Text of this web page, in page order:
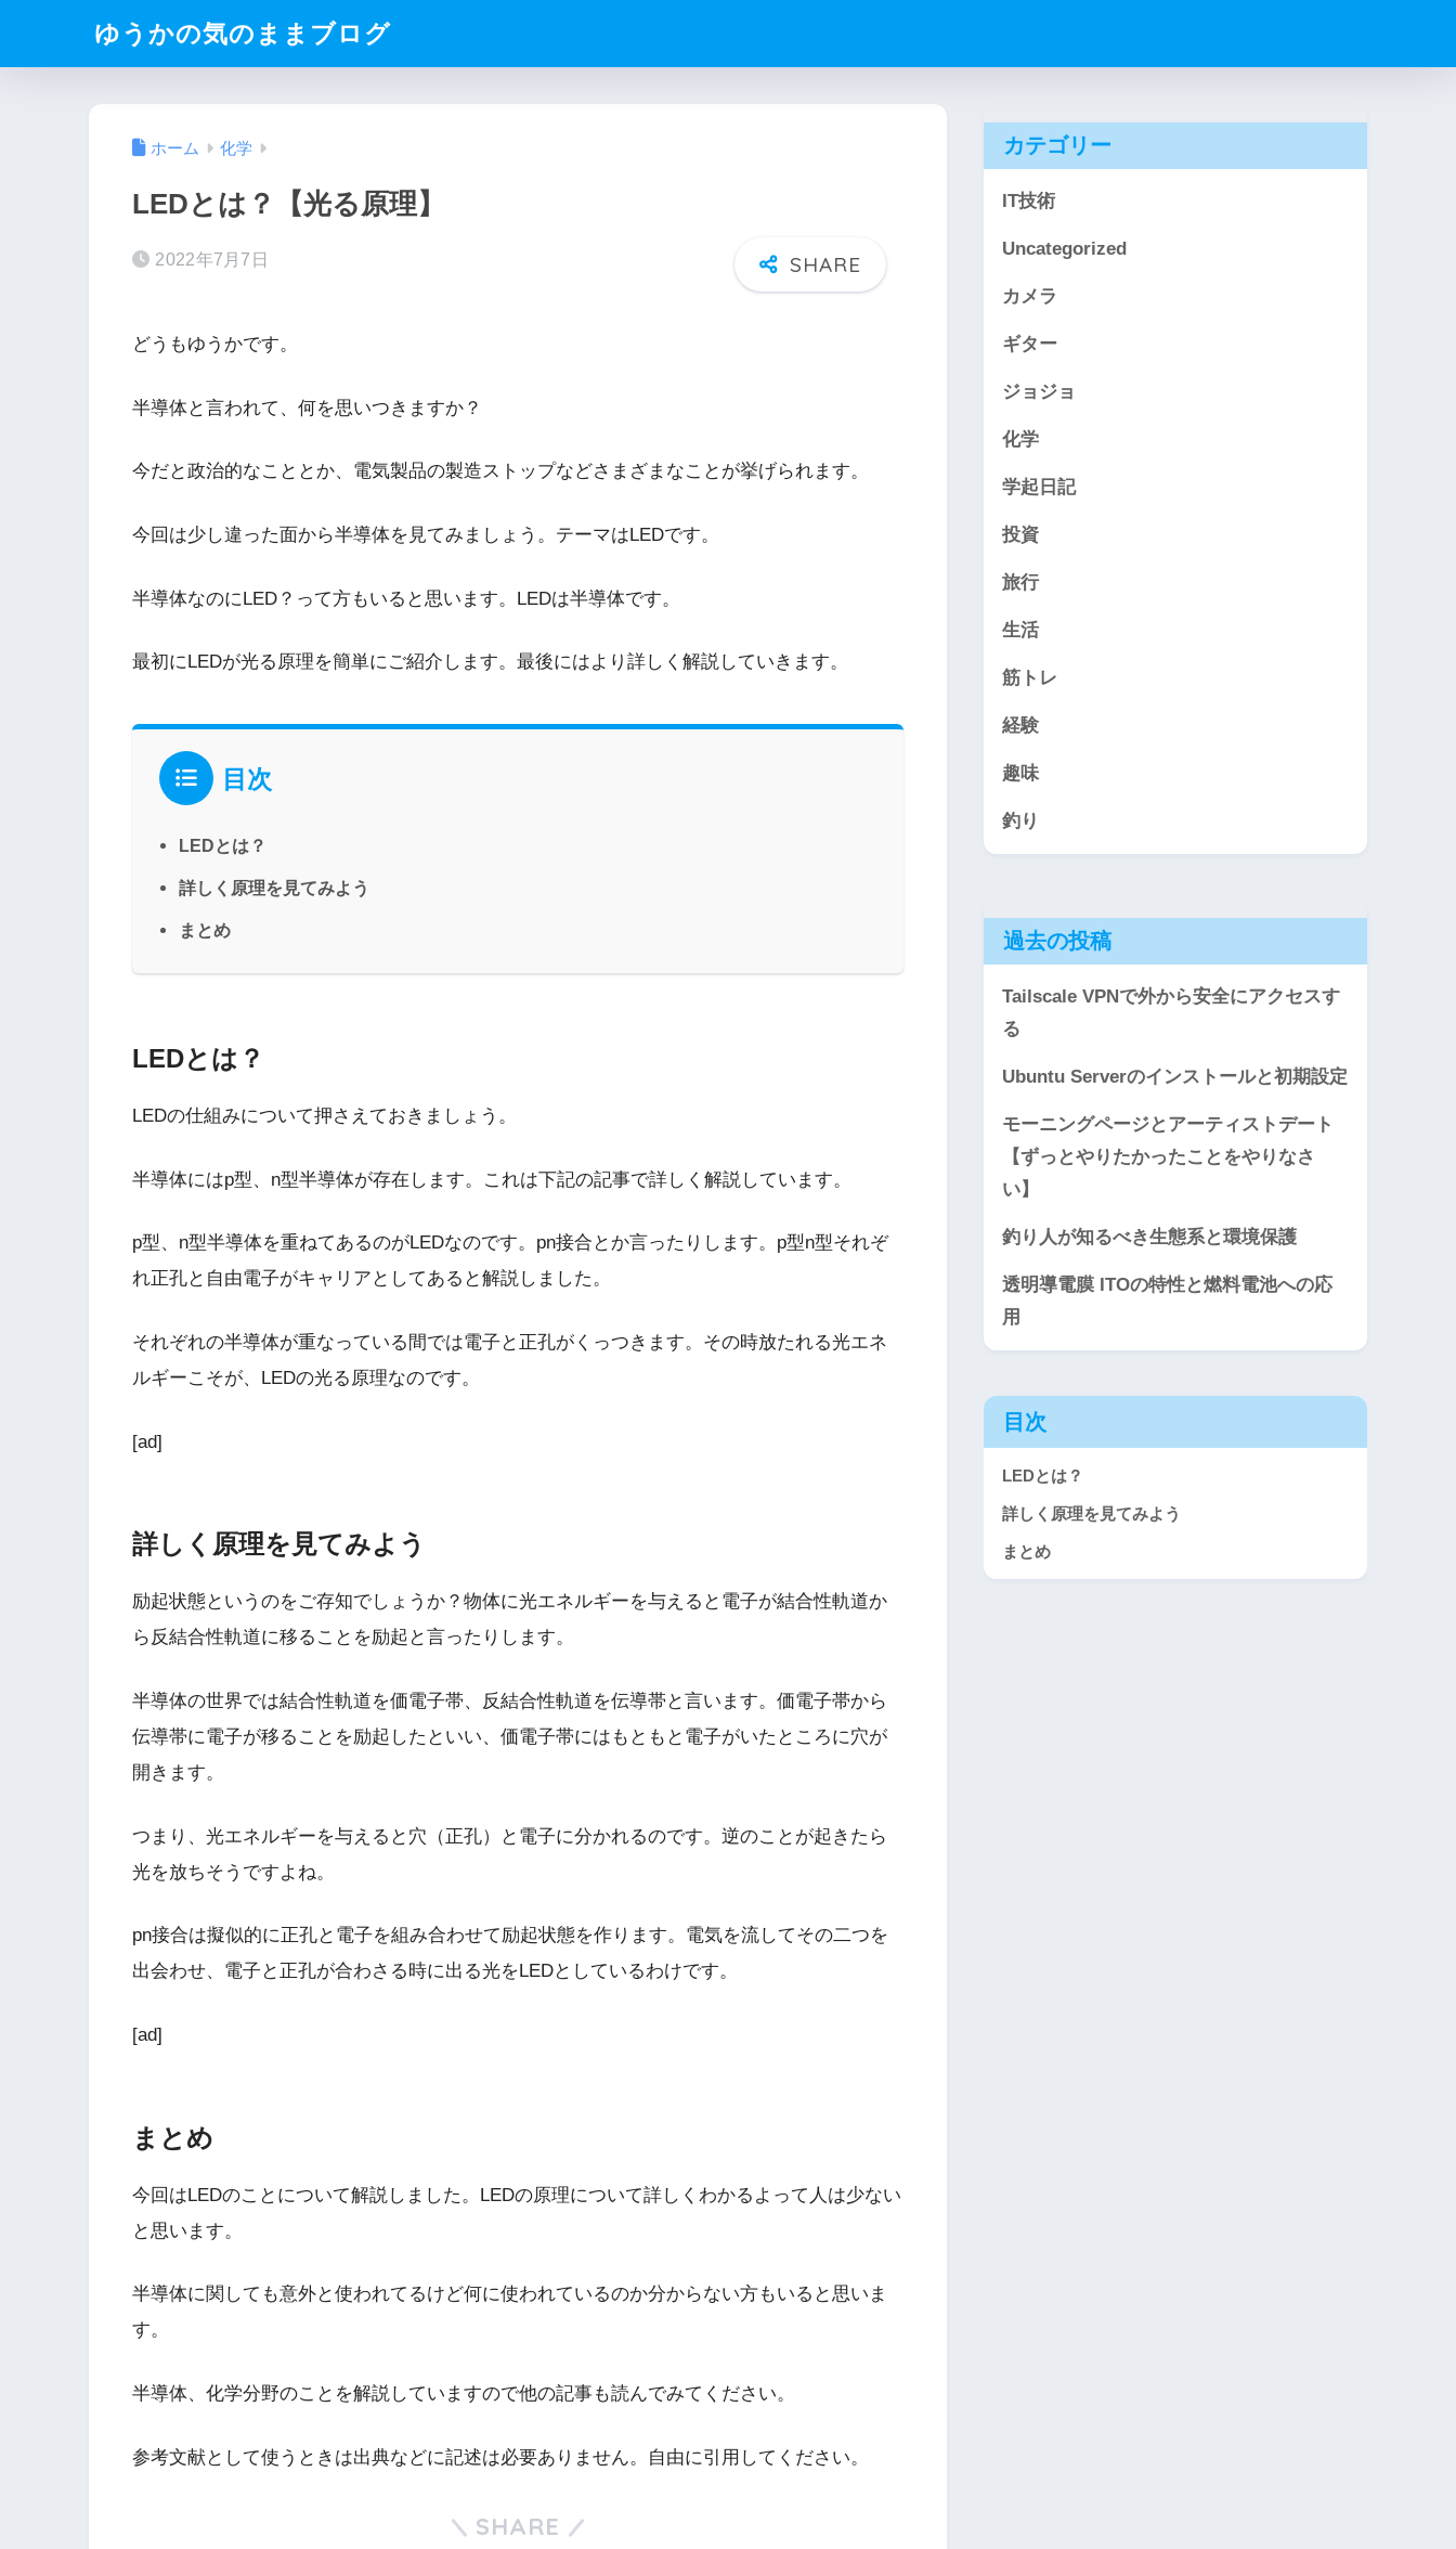
ゆうかの気のままブログ
ホーム 化学
LEDとは？【光る原理】
2022年7月7日
どうもゆうかです。
半導体と言われて、何を思いつきますか？
今だと政治的なこととか、電気製品の製造ストップなどさまざまなことが挙げられます。
今回は少し違った面から半導体を見てみましょう。テーマはLEDです。
半導体なのにLED？って方もいると思います。LEDは半導体です。
最初にLEDが光る原理を簡単にご紹介します。最後にはより詳しく解説していきます。
目次
LEDとは？
詳しく原理を見てみよう
まとめ
LEDとは？
LEDの仕組みについて押さえておきましょう。
半導体にはp型、n型半導体が存在します。これは下記の記事で詳しく解説しています。
p型、n型半導体を重ねてあるのがLEDなのです。pn接合とか言ったりします。p型n型それぞ
れ正孔と自由電子がキャリアとしてあると解説しました。
それぞれの半導体が重なっている間では電子と正孔がくっつきます。その時放たれる光エネ
ルギーこそが、LEDの光る原理なのです。
[ad]
詳しく原理を見てみよう
励起状態というのをご存知でしょうか？物体に光エネルギーを与えると電子が結合性軌道か
ら反結合性軌道に移ることを励起と言ったりします。
半導体の世界では結合性軌道を価電子帯、反結合性軌道を伝導帯と言います。価電子帯から
伝導帯に電子が移ることを励起したといい、価電子帯にはもともと電子がいたところに穴が
開きます。
つまり、光エネルギーを与えると穴（正孔）と電子に分かれるのです。逆のことが起きたら
光を放ちそうですよね。
pn接合は擬似的に正孔と電子を組み合わせて励起状態を作ります。電気を流してその二つを
出会わせ、電子と正孔が合わさる時に出る光をLEDとしているわけです。
[ad]
まとめ
今回はLEDのことについて解説しました。LEDの原理について詳しくわかるよって人は少ない
と思います。
半導体に関しても意外と使われてるけど何に使われているのか分からない方もいると思いま
す。
半導体、化学分野のことを解説していますので他の記事も読んでみてください。
参考文献として使うときは出典などに記述は必要ありません。自由に引用してください。
SHARE
カテゴリー
IT技術
Uncategorized
カメラ
ギター
ジョジョ
化学
学起日記
投資
旅行
生活
筋トレ
経験
趣味
釣り
過去の投稿
Tailscale VPNで外から安全にアクセスす
る
Ubuntu Serverのインストールと初期設定
モーニングページとアーティストデート
【ずっとやりたかったことをやりなさ
い】
釣り人が知るべき生態系と環境保護
透明導電膜 ITOの特性と燃料電池への応
用
目次
LEDとは？
詳しく原理を見てみよう
まとめ